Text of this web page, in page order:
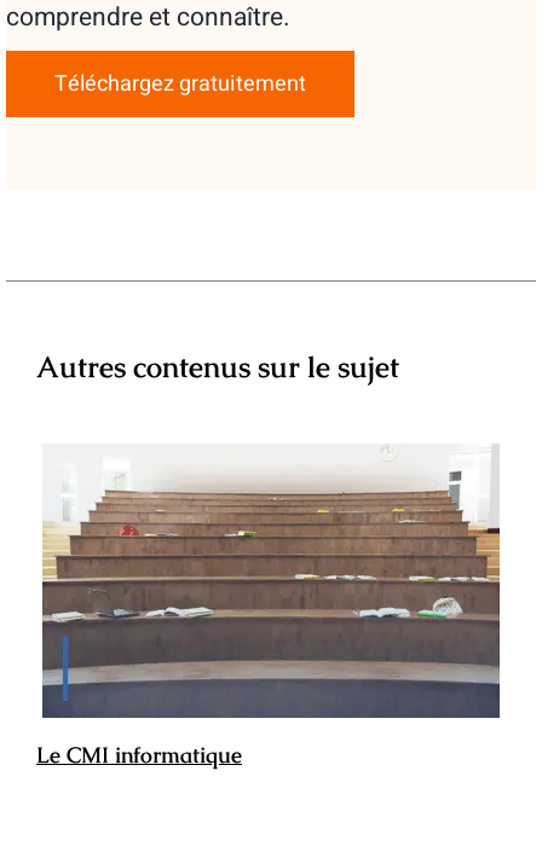
comprendre et connaître.
Téléchargez gratuitement
Autres contenus sur le sujet
Le CMI informatique